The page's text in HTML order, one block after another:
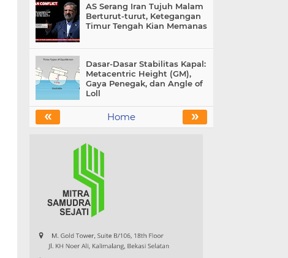
AS Serang Iran Tujuh Malam
Berturut-turut, Ketegangan
Timur Tengah Kian Memanas
Dasar-Dasar Stabilitas Kapal:
Metacentric Height (GM),
Gaya Penegak, dan Angle of
Loll
« »
Home